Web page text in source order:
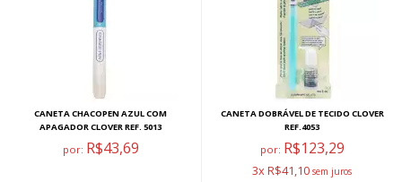
CANETA CHACOPEN AZUL COM
APAGADOR CLOVER REF. 5013
por: R$43,69
CANETA DOBRÁVEL DE TECIDO CLOVER
REF.4053
por: R$123,29
3x R$41,10